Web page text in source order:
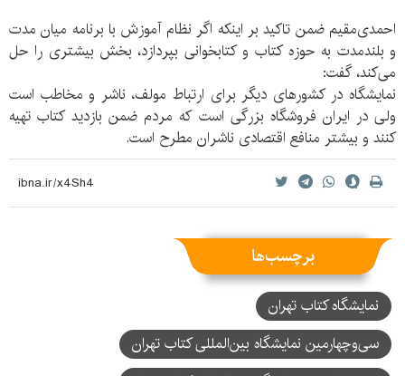
احمدی‌مقیم ضمن تاکید بر اینکه اگر نظام آموزش با برنامه میان مدت
و بلندمدت به حوزه کتاب و کتابخوانی بپردازد، بخش بیشتری را حل
می‌کند، گفت:
نمایشگاه در کشورهای دیگر برای ارتباط مولف، ناشر و مخاطب است
ولی در ایران فروشگاه بزرگی است که مردم ضمن بازدید کتاب تهیه
کنند و بیشتر منافع اقتصادی ناشران مطرح است.
برچسب‌ها
نمایشگاه کتاب تهران
سی‌و‌چهارمین نمایشگاه بین‌المللی کتاب تهران